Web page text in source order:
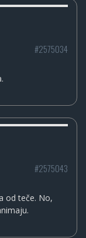
#2575034
#2575043
od teče. No,